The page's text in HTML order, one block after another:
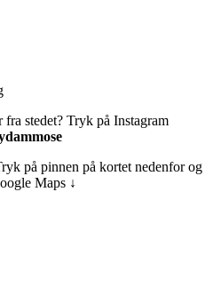
stedet? Tryk på Instagram
på pinnen på kortet nedenfor og
Maps ↓